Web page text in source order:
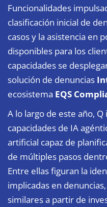
Funcionalidades
clasificación inicial de
casos y la asistencia en
disponibles para los
capacidades se
solución de denuncias
ecosistema EQS
A lo largo de este año,
capacidades de IA
artificial capaz de
de múltiples pasos
Entre ellas figuran la
implicadas en
similares a partir de